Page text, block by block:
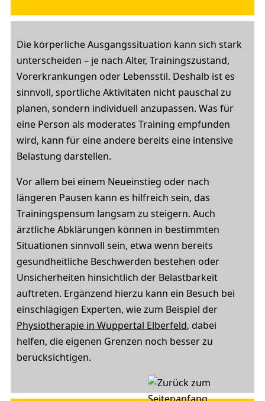
Die körperliche Ausgangssituation kann sich stark
unterscheiden – je nach Alter, Trainingszustand,
Vorerkrankungen oder Lebensstil. Deshalb ist es
sinnvoll, sportliche Aktivitäten nicht pauschal zu
planen, sondern individuell anzupassen. Was für
eine Person als moderates Training empfunden
wird, kann für eine andere bereits eine intensive
Belastung darstellen.
Vor allem bei einem Neueinstieg oder nach
längeren Pausen kann es hilfreich sein, das
Trainingspensum langsam zu steigern. Auch
ärztliche Abklärungen können in bestimmten
Situationen sinnvoll sein, etwa wenn bereits
gesundheitliche Beschwerden bestehen oder
Unsicherheiten hinsichtlich der Belastbarkeit
auftreten. Ergänzend hierzu kann ein Besuch bei
einschlägigen Experten, wie zum Beispiel der
Physiotherapie in Wuppertal Elberfeld, dabei
helfen, die eigenen Grenzen noch besser zu
berücksichtigen.